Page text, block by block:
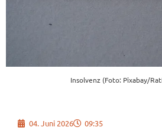
Insolvenz (Foto: Pixabay/
04. Juni 2026 09:35